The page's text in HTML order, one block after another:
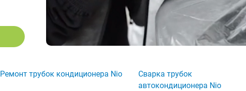
Ремонт трубок кондиционера Nio
Сварка трубок
автокондиционера Nio